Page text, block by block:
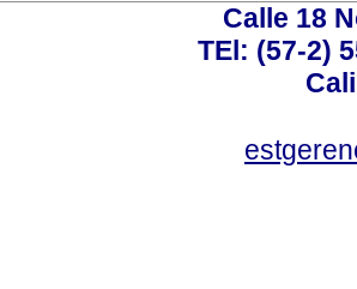
Calle 18
TEl: (57-2)